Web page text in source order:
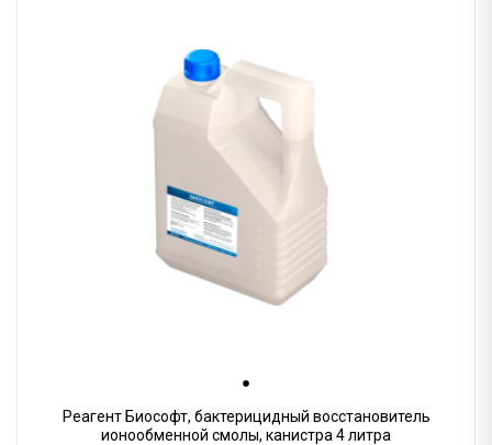
Реагент Биософт, бактерицидный восстановитель
ионообменной смолы, канистра 4 литра